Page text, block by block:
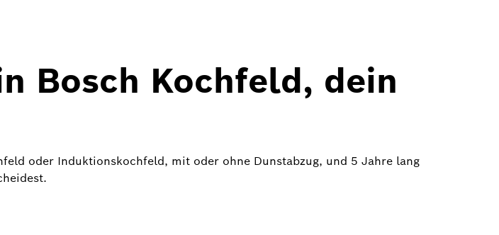
Bosch Kochfeld, dein
oder Induktionskochfeld, mit oder ohne Dunstabzug, und 5 Jahre lang